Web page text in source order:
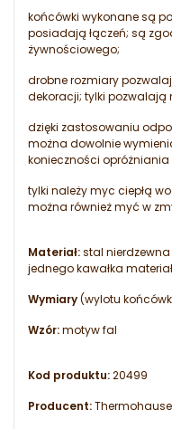
końcówki wykonane są
posiadają łączeń; są
żywnościowego;
drobne rozmiary
dekoracji; tylki pozwalają
dzięki zastosowaniu
można dowolnie
konieczności opróżniania
tylki należy myc ciepłą
można również myć w
Materiał:stal nierdzewna
jednego kawałka
Wymiary(wylotu
Wzór:motyw fal
Kod produktu:20499
Producent: